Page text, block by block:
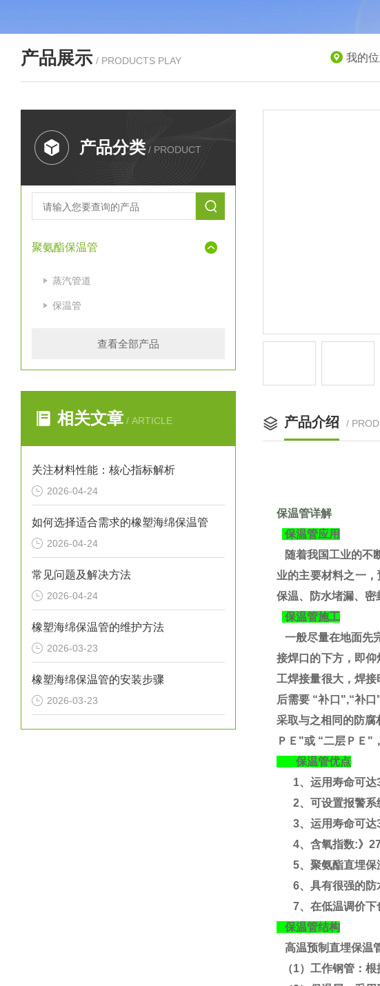
产品展示 / PRODUCTS PLAY 我的位
产品分类 / PRODUCT
聚氨酯保温管
蒸汽管道
保温管
查看全部产品
相关文章 / ARTICLE
关注材料性能：核心指标解析
2026-04-24
如何选择适合需求的橡塑海绵保温管
2026-04-24
常见问题及解决方法
2026-04-24
橡塑海绵保温管的维护方法
2026-03-23
橡塑海绵保温管的安装步骤
2026-03-23
产品介绍 /
保温管详解
保温管应用
随着我国工业的不
业的主要材料之一
保温、防水堵漏、密
保温管施工
一般尽量在地面先
接焊口的下方，即
工焊接量很大，焊
后需要 “补口",“补
采取与之相同的防腐
ＰＥ"或 “二层ＰＥ"
保温管优点
1、运用寿命可达
2、可设置报警系
3、运用寿命可达
4、含氧指数:》27
5、聚氨酯直埋保
6、具有很强的防
7、在低温调价下
保温管结构
高温预制直埋保温
（1）工作钢管：根